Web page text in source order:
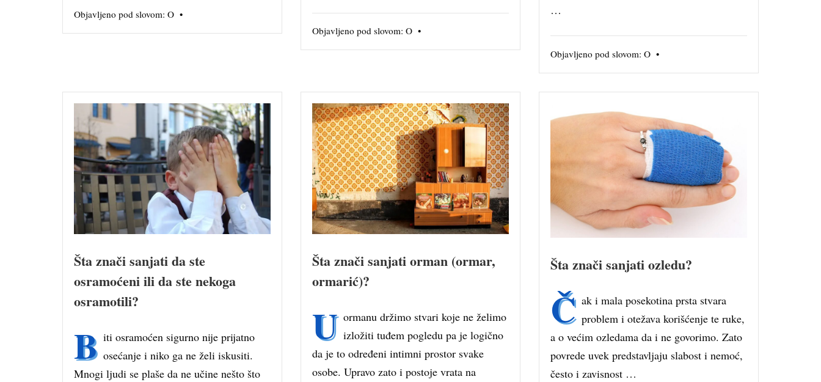
Objavljeno pod slovom: O •
Objavljeno pod slovom: O•
…
Objavljeno pod slovom: O•
Šta znači sanjati da ste
osramoćeni ili da ste nekoga
osramotili?
B iti osramoćen sigurno nije prijatno
osećanje i niko ga ne želi iskusiti.
Mnogi ljudi se plaše da ne učine nešto što
Šta znači sanjati orman (ormar,
ormarić)?
U ormanu držimo stvari koje ne želimo
izložiti tuđem pogledu pa je logično
da je to određeni intimni prostor svake
osobe. Upravo zato i postoje vrata na
Šta znači sanjati ozledu?
Č ak i mala posekotina prsta stvara
problem i otežava korišćenje te ruke,
a o većim ozledama da i ne govorimo. Zato
povrede uvek predstavljaju slabost i nemoć,
često i zavisnost …